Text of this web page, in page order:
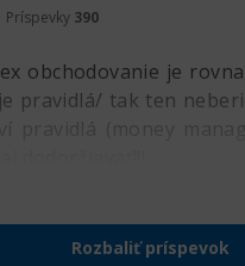
Príspevky 390
obchodovanie je
pravidlá/ tak ten
pravidlá (money
Rozbaliť príspevok